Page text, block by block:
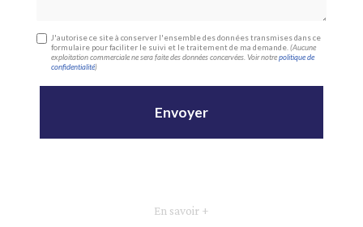
J'autorise ce site à conserver l'ensemble des données transmises dans ce
formulaire pour faciliter le suivi et le traitement de ma demande.(Aucune
exploitation commerciale ne sera faite des données concervées. Voir notrepolitique de
confidentialité)
En savoir +